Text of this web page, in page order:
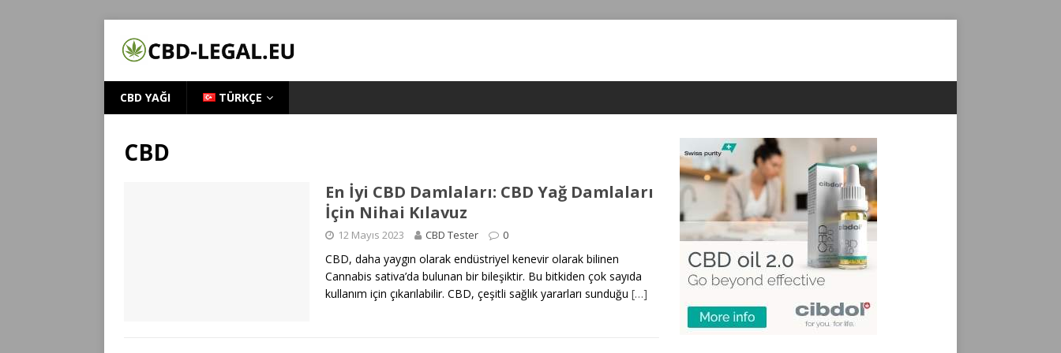
CBD YAĞI TÜRKÇE
CBD
En İyi CBD Damlaları: CBD Yağ Damlaları
İçin Nihai Kılavuz
12 Mayıs 2023 CBD Tester 0
CBD, daha yaygın olarak endüstriyel kenevir olarak bilinen
Cannabis sativa’da bulunan bir bileşiktir. Bu bitkiden çok sayıda
kullanım için çıkarılabilir. CBD, çeşitli sağlık yararları sunduğu […]